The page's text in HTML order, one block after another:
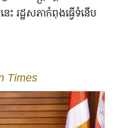
ះ រដ្ឋសភាកំពុងធ្វើទំនើប
Times